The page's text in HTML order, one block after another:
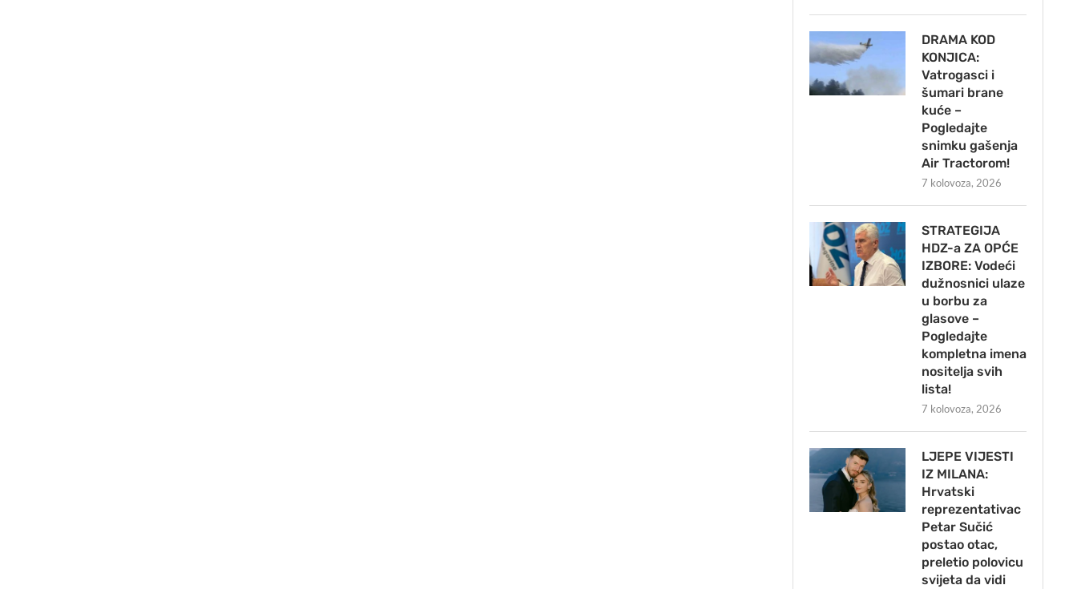
DRAMA KOD
KONJICA:
Vatrogasci i
šumari brane
kuće –
Pogledajte
snimku gašenja
Air Tractorom!
7 kolovoza, 2026
STRATEGIJA
HDZ-a ZA OPĆE
IZBORE: Vodeći
dužnosnici ulaze
u borbu za
glasove –
Pogledajte
kompletna imena
nositelja svih
lista!
7 kolovoza, 2026
LJEPE VIJESTI
IZ MILANA:
Hrvatski
reprezentativac
Petar Sučić
postao otac,
preletio polovicu
svijeta da vidi